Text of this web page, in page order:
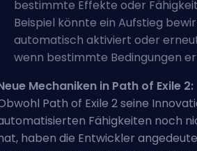
bestimmte Effekte oder
Beispiel könnte ein Aufstieg
automatisch aktiviert oder
wenn bestimmte Bedingungen
Mechaniken in Path of Exile 2:
Path of Exile 2 seine
Fähigkeiten noch
haben die Entwickler